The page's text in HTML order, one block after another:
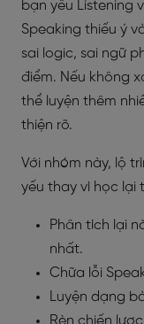
bạn yếu Listening
Speaking thiếu ý
sai logic, sai ngữ
điểm. Nếu không
thể luyện thêm
thiện rõ.
Với nhóm này, lộ
yếu thay vì học lại
Phân tích lại
nhất.
Chữa lỗi
Luyện dạng
Rèn chiến